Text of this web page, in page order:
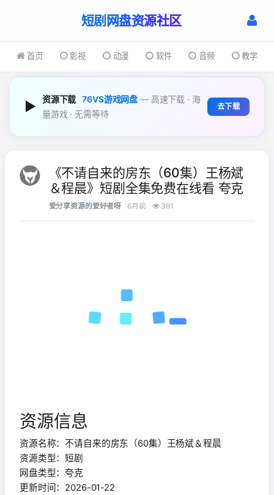
短剧
首页 影视 动漫 软件 音频 教学
▶ 资源下载 76VS游戏网盘 — 高速下载 · 海
量游戏 · 无需等待
去下载
《不请自来的房东（60集）王杨斌
＆程晨》短剧全集免费在线看 夸克
爱分享资源的爱好者呀 6月前 391
资源信息
资源名称：不请自来的房东（60集）王杨斌＆程晨
资源类型：短剧
网盘类型：夸克
更新时间：2026-01-22